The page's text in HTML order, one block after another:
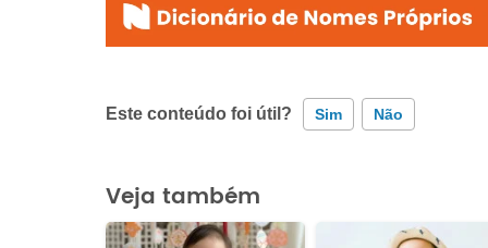
Este conteúdo foi útil? Sim Não
Este conteúdo contém informação incorreta
Este conteúdo não tem a informação que procuro
Veja também